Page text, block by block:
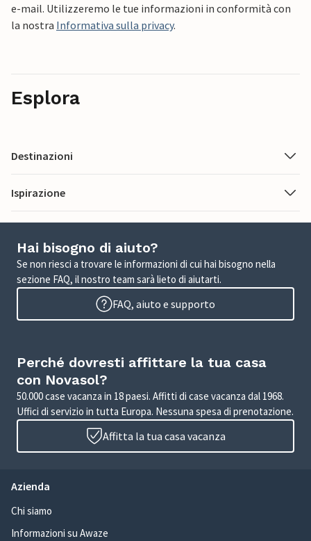
e-mail. Utilizzeremo le tue informazioni in conformità con
la nostra Informativa sulla privacy.
Esplora
Destinazioni
Ispirazione
Hai bisogno di aiuto?
Se non riesci a trovare le informazioni di cui hai bisogno nella
sezione FAQ, il nostro team sarà lieto di aiutarti.
FAQ, aiuto e supporto
Perché dovresti affittare la tua casa
con Novasol?
50.000 case vacanza in 18 paesi. Affitti di case vacanza dal 1968.
Uffici di servizio in tutta Europa. Nessuna spesa di prenotazione.
Affitta la tua casa vacanza
Azienda
Chi siamo
Informazioni su Awaze